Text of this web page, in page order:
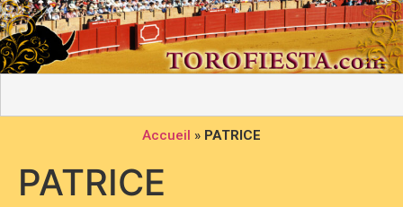
Accueil » PATRICE
PATRICE